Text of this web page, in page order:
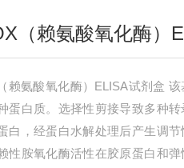
（赖氨酸氧化酶）
赖氨酸氧化酶）ELISA试剂盒
蛋白质。选择性剪接导致多种
白，经蛋白水解处理后产生调
性胺氧化酶活性在胶原蛋白和弹